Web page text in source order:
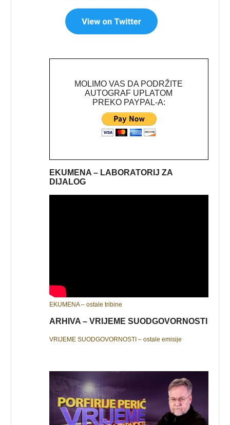
MOLIMO VAS DA PODRŽITE
AUTOGRAF UPLATOM
PREKO PAYPAL-A:
EKUMENA – LABORATORIJ ZA
DIJALOG
EKUMENA – ostale tribine
ARHIVA – VRIJEME SUODGOVORNOSTI
VRIJEME SUODGOVORNOSTI – ostale emisije